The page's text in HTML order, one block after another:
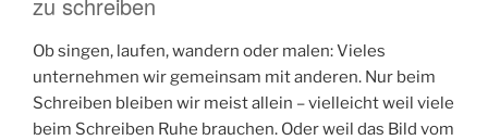
Ob singen, laufen, wandern oder malen: Vieles
unternehmen wir gemeinsam mit anderen. Nur beim
Schreiben bleiben wir meist allein – vielleicht weil viele
beim Schreiben Ruhe brauchen. Oder weil das Bild vom